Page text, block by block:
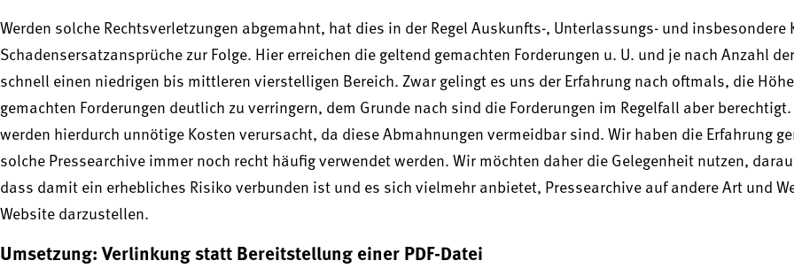
Werden solche Rechtsverletzungen abgemahnt, hat dies in der Regel Auskunfts-, Unterlassungs- und insbesondere
Schadensersatzansprüche zur Folge. Hier erreichen die geltend gemachten Forderungen u. U. und je nach Anzahl
schnell einen niedrigen bis mittleren vierstelligen Bereich. Zwar gelingt es uns der Erfahrung nach oftmals, die
gemachten Forderungen deutlich zu verringern, dem Grunde nach sind die Forderungen im Regelfall aber
werden hierdurch unnötige Kosten verursacht, da diese Abmahnungen vermeidbar sind. Wir haben die Erfahrung
solche Pressearchive immer noch recht häufig verwendet werden. Wir möchten daher die Gelegenheit nutzen,
dass damit ein erhebliches Risiko verbunden ist und es sich vielmehr anbietet, Pressearchive auf andere Art und
Website darzustellen.
Umsetzung: Verlinkung statt Bereitstellung einer PDF-Datei